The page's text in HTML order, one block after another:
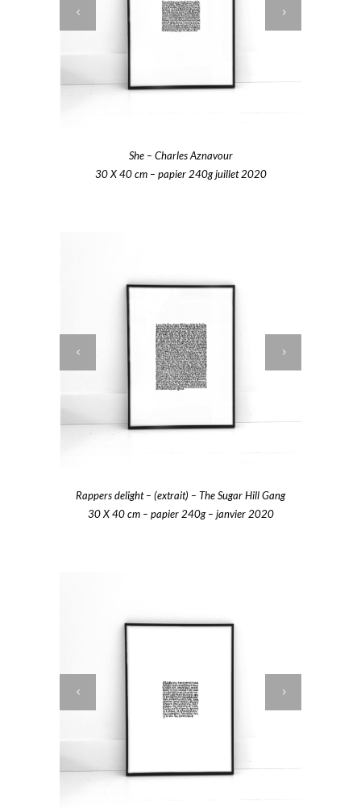
She – Charles Aznavour
30 X 40 cm – papier 240g juillet 2020
Rappers delight – (extrait) – The Sugar Hill Gang
30 X 40 cm – papier 240g – janvier 2020